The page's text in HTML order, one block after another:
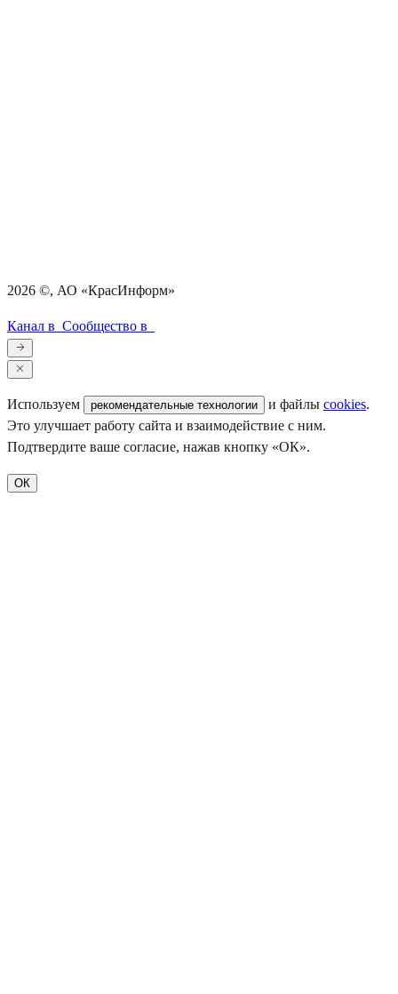
2026 ©, АО «КрасИнформ»
Канал в Сообщество в
Используем рекомендательные технологии и файлы cookies.
Это улучшает работу сайта и взаимодействие с ним.
Подтвердите ваше согласие, нажав кнопку «ОК».
ОК